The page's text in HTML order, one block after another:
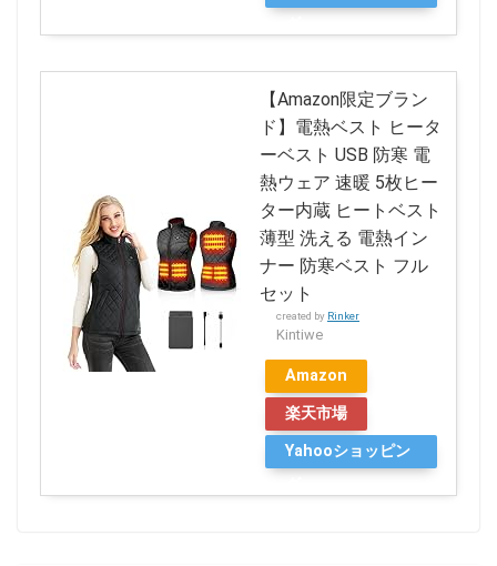
【Amazon限定ブラン
ド】電熱ベスト ヒータ
ーベスト USB 防寒 電
熱ウェア 速暖 5枚ヒー
ター内蔵 ヒートベスト
薄型 洗える 電熱イン
ナー 防寒ベスト フル
セット
created by Rinker
Kintiwe
Amazon
楽天市場
Yahooショッピン